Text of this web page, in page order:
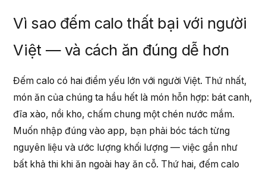
Vì sao đếm calo thất bại với người
Việt — và cách ăn đúng dễ hơn
Đếm calo có hai điểm yếu lớn với người Việt. Thứ nhất,
món ăn của chúng ta hầu hết là món hỗn hợp: bát canh,
đĩa xào, nồi kho, chấm chung một chén nước mắm.
Muốn nhập đúng vào app, bạn phải bóc tách từng
nguyên liệu và ước lượng khối lượng — việc gần như
bất khả thi khi ăn ngoài hay ăn cỗ. Thứ hai, đếm calo